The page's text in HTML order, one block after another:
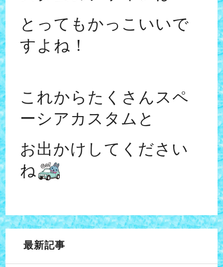
とってもかっこいいで
すよね！
これからたくさんスペ
ーシアカスタムと
お出かけしてください
ね
最新記事